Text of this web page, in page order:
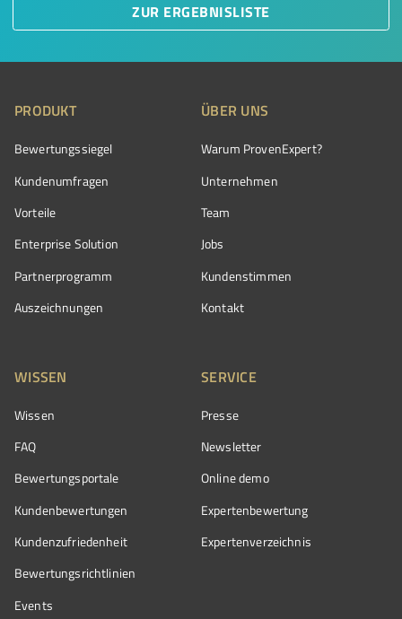
ZUR ERGEBNISLISTE
PRODUKT
Bewertungssiegel
Kundenumfragen
Vorteile
Enterprise Solution
Partnerprogramm
Auszeichnungen
ÜBER UNS
Warum ProvenExpert?
Unternehmen
Team
Jobs
Kundenstimmen
Kontakt
WISSEN
Wissen
FAQ
Bewertungsportale
Kundenbewertungen
Kundenzufriedenheit
Bewertungs­richtlinien
Events
SERVICE
Presse
Newsletter
Online demo
Expertenbewertung
Expertenverzeichnis